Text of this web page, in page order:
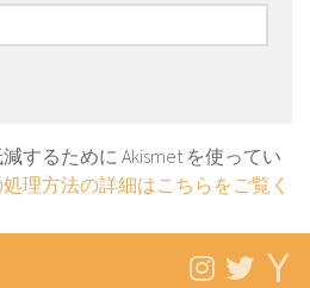
するために Akismet を使ってい
理方法の詳細はこちらをご覧く